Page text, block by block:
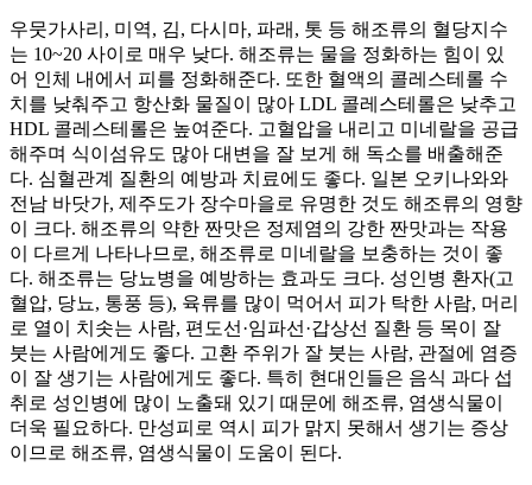
우뭇가사리, 미역, 김, 다시마, 파래, 톳 등 해조류의 혈당지수
는 10~20 사이로 매우 낮다. 해조류는 물을 정화하는 힘이 있
어 인체 내에서 피를 정화해준다. 또한 혈액의 콜레스테롤 수
치를 낮춰주고 항산화 물질이 많아 LDL 콜레스테롤은 낮추고
HDL 콜레스테롤은 높여준다. 고혈압을 내리고 미네랄을 공급
해주며 식이섬유도 많아 대변을 잘 보게 해 독소를 배출해준
다. 심혈관계 질환의 예방과 치료에도 좋다. 일본 오키나와와
전남 바닷가, 제주도가 장수마을로 유명한 것도 해조류의 영향
이 크다. 해조류의 약한 짠맛은 정제염의 강한 짠맛과는 작용
이 다르게 나타나므로, 해조류로 미네랄을 보충하는 것이 좋
다. 해조류는 당뇨병을 예방하는 효과도 크다. 성인병 환자(고
혈압, 당뇨, 통풍 등), 육류를 많이 먹어서 피가 탁한 사람, 머리
로 열이 치솟는 사람, 편도선·임파선·갑상선 질환 등 목이 잘
붓는 사람에게도 좋다. 고환 주위가 잘 붓는 사람, 관절에 염증
이 잘 생기는 사람에게도 좋다. 특히 현대인들은 음식 과다 섭
취로 성인병에 많이 노출돼 있기 때문에 해조류, 염생식물이
더욱 필요하다. 만성피로 역시 피가 맑지 못해서 생기는 증상
이므로 해조류, 염생식물이 도움이 된다.